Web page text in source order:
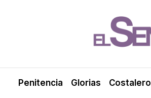
Penitencia Glorias